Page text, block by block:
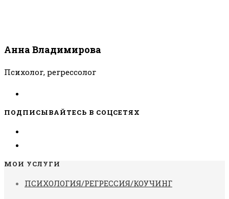
Анна Владимирова
Психолог, регрессолог
ПОДПИСЫВАЙТЕСЬ В СОЦСЕТЯХ
МОИ УСЛУГИ
ПСИХОЛОГИЯ/РЕГРЕССИЯ/КОУЧИНГ